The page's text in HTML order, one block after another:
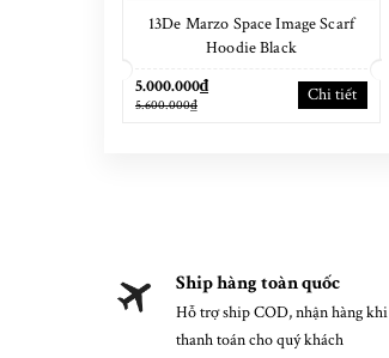
13De Marzo Space Image Scarf
Hoodie Black
5.000.000₫
5.600.000₫ Chi tiết
Ship hàng toàn quốc
Hỗ trợ ship COD, nhận hàng khi
thanh toán cho quý khách